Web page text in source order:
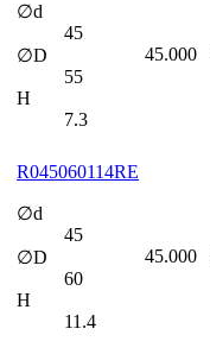
∅d
45
∅D
55
H
7.3
45.000
R045060114RE
∅d
45
∅D
60
H
11.4
45.000